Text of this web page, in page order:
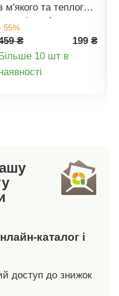
м'якого та теплого
матеріалу. Ідеально
підходить для
55%
₴
199 ₴
Більше 10 шт в
каталог і
доступ до знижок